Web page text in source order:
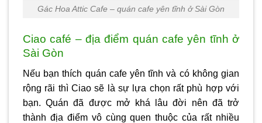
Gác Hoa Attic Cafe – quán cafe yên tĩnh ở Sài Gòn
Ciao café – địa điểm quán cafe yên tĩnh ở
Sài Gòn
Nếu bạn thích quán cafe yên tĩnh và có không gian
rộng rãi thì Ciao sẽ là sự lựa chọn rất phù hợp với
bạn. Quán đã được mở khá lâu đời nên đã trở
thành địa điểm vô cùng quen thuộc của rất nhiều